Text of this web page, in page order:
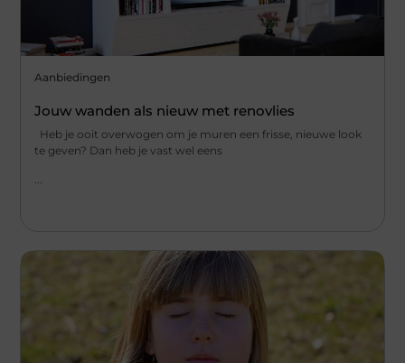
Aanbiedingen
Jouw wanden als nieuw met renovlies
Heb je ooit overwogen om je muren een frisse, nieuwe look
te geven? Dan heb je vast wel eens
...